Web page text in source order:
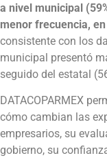
a nivel municipal
menor frecuencia,
consistente con los
municipal presentó
seguido del estatal
DATACOPARMEX
cómo cambian las
empresarios, su
gobierno, su